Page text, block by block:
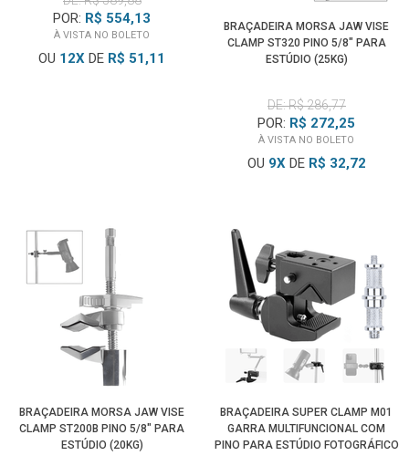
POR: R$ 554,13
À VISTA NO BOLETO
OU 12X DE R$ 51,11
BRAÇADEIRA MORSA JAW VISE
CLAMP ST320 PINO 5/8" PARA
ESTÚDIO (25KG)
DE: R$ 286,77
POR: R$ 272,25
À VISTA NO BOLETO
OU 9XDE R$ 32,72
BRAÇADEIRA MORSA JAW VISE
CLAMP ST200B PINO 5/8" PARA
ESTÚDIO (20KG)
BRAÇADEIRA SUPER CLAMP M01
GARRA MULTIFUNCIONAL COM
PINO PARA ESTÚDIO FOTOGRÁFICO